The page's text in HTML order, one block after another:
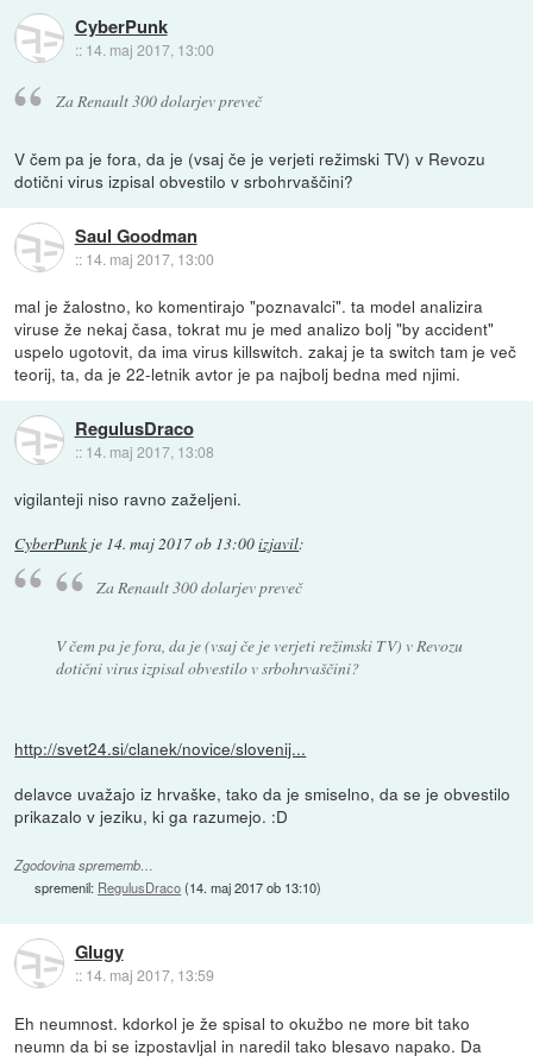
CyberPunk
:: 14. maj 2017, 13:00
Za Renault 300 dolarjev preveč
V čem pa je fora, da je (vsaj če je verjeti režimski TV) v Revozu
dotični virus izpisal obvestilo v srbohrvaščini?
Saul Goodman
:: 14. maj 2017, 13:00
mal je žalostno, ko komentirajo "poznavalci". ta model analizira
viruse že nekaj časa, tokrat mu je med analizo bolj "by accident"
uspelo ugotovit, da ima virus killswitch. zakaj je ta switch tam je več
teorij, ta, da je 22-letnik avtor je pa najbolj bedna med njimi.
RegulusDraco
:: 14. maj 2017, 13:08
vigilanteji niso ravno zaželjeni.
CyberPunk je 14. maj 2017 ob 13:00izjavil:
Za Renault 300 dolarjev preveč
V čem pa je fora, da je (vsaj če je verjeti režimski TV) v Revozu
dotični virus izpisal obvestilo v srbohrvaščini?
http://svet24.si/clanek/novice/slovenij...
delavce uvažajo iz hrvaške, tako da je smiselno, da se je obvestilo
prikazalo v jeziku, ki ga razumejo. :D
Zgodovina sprememb…
spremenil: RegulusDraco(14. maj 2017 ob 13:10)
Glugy
:: 14. maj 2017, 13:59
Eh neumnost. kdorkol je že spisal to okužbo ne more bit tako
neumn da bi se izpostavljal in naredil tako blesavo napako. Da